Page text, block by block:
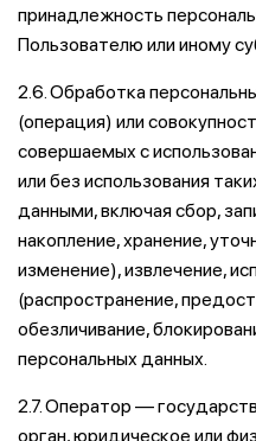
принадлежность
Пользователю или иному
2.6. Обработка
(операция) или
совершаемых с
или без использования
данными, включая сбор,
накопление, хранение,
изменение), извлечение,
(распространение,
обезличивание,
персональных данных.
2.7. Оператор —
орган, юридическое или